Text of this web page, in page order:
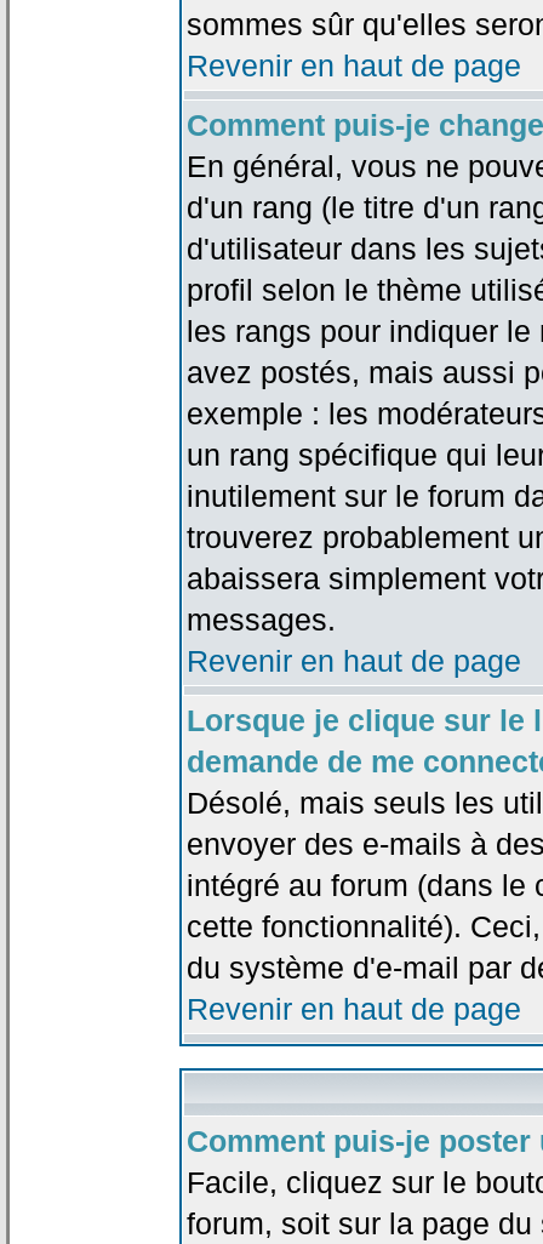
sommes sûr qu'elles
Revenir en haut de page
Comment puis-je
En général, vous ne
d'un rang (le titre d'un
d'utilisateur dans les
profil selon le thème
les rangs pour indiquer
avez postés, mais aussi
exemple : les
un rang spécifique qui
inutilement sur le forum
trouverez probablement
abaissera simplement
messages.
Revenir en haut de page
Lorsque je clique sur le
demande de me
Désolé, mais seuls les
envoyer des e-mails à
intégré au forum (dans le
cette fonctionnalité).
du système d'e-mail par
Revenir en haut de page
Comment puis-je
Facile, cliquez sur le
forum, soit sur la page